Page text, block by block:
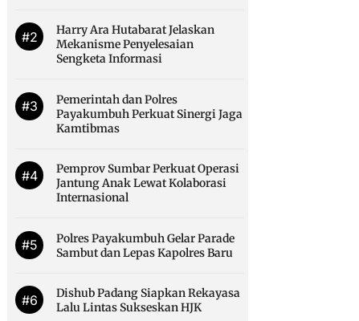
#2
Harry Ara Hutabarat Jelaskan
Mekanisme Penyelesaian
Sengketa Informasi
#3
Pemerintah dan Polres
Payakumbuh Perkuat Sinergi Jaga
Kamtibmas
#4
Pemprov Sumbar Perkuat Operasi
Jantung Anak Lewat Kolaborasi
Internasional
#5
Polres Payakumbuh Gelar Parade
Sambut dan Lepas Kapolres Baru
#6
Dishub Padang Siapkan Rekayasa
Lalu Lintas Sukseskan HJK